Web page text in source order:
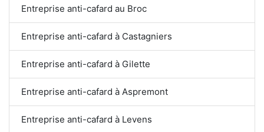
Entreprise anti-cafard au Broc
Entreprise anti-cafard à Castagniers
Entreprise anti-cafard à Gilette
Entreprise anti-cafard à Aspremont
Entreprise anti-cafard à Levens